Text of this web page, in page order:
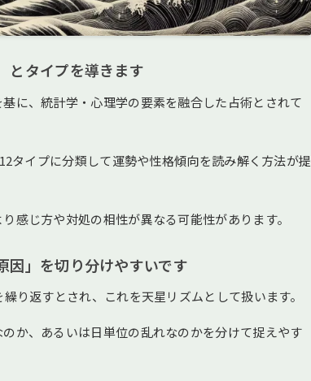
とタイプを導きます
に、統計学・心理学の要素を融合した占術とされて
タイプに分類して運勢や性格傾向を読み解く方法が提
感じ方や対処の相性が異なる可能性があります。
因」を切り分けやすいです
り返すとされ、これを天星リズムとして扱います。
か、あるいは日単位の乱れなのかを分けて捉えやす